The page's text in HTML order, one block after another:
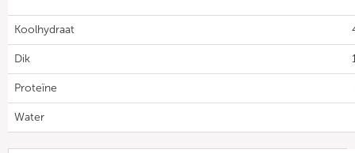
Koolhydraat
Dik
Proteïne
Water